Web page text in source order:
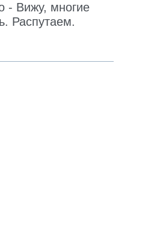
- Вижу, многие
Распутаем.